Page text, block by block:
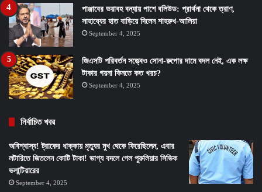
পাঞ্জাবের ভয়াবহ বন্যায় পাশে বলিউড: প্রার্থনা থেকে ত্রাণ,
সাহায্যের হাত বাড়িয়ে দিলেন শাহরুখ-আলিয়া
September 4, 2025
জিএসটি পরিবর্তন সত্ত্বেও সোনা-রুপোর দামে বদল নেই, এক লক্ষ
টাকার গয়না কিনতে কত খরচ?
September 4, 2025
নির্বাচিত খবর
অবিশ্বাস্য! ট্রাকের ধাক্কায় মৃত্যুর মুখ থেকে ফিরেছিলেন, এবার
লটারিতে জিতলেন কোটি টাকা! ভাগ্য বদলে গেল পুরুলিয়ার সিভিক
ভলান্টিয়ারের
September 4, 2025